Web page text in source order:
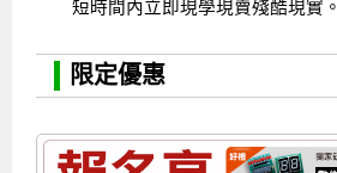
短時間內立即現學現賣殘酷現實。
限定優惠